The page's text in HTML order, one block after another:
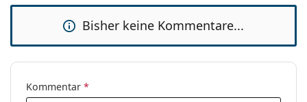
Bisher keine Kommentare...
Kommentar *